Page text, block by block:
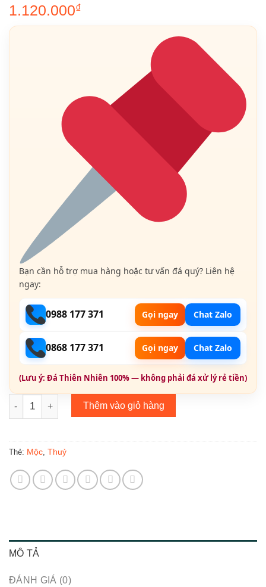
1.120.000₫
Bạn cần hỗ trợ mua hàng hoặc tư vấn đá quý? Liên hệ
ngay:
0988 177 371 Gọi ngay Chat Zalo
0868 177 371 Gọi ngay Chat Zalo
(Lưu ý: Đá Thiên Nhiên 100% — không phải đá xử lý rẻ tiền)
Topaz London Thiên Nhiên- Natural Topaz 022 số lượng
Thêm vào giỏ hàng
Thẻ: Mộc, Thuỷ
MÔ TẢ
ĐÁNH GIÁ (0)